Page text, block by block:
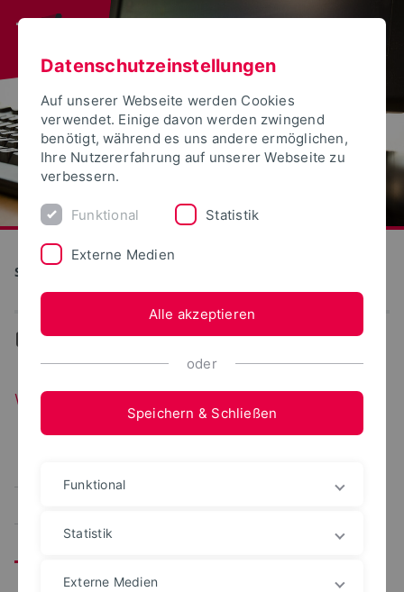
S(kim) - Service Kommunikation Information Medien
... WebPortale
WebPortale
Verwaltungsplattformen
Bewerbungsportal
Datenschutzeinstellungen
Auf unserer Webseite werden Cookies
verwendet. Einige davon werden zwingend
benötigt, während es uns andere ermöglichen,
Ihre Nutzererfahrung auf unserer Webseite zu
verbessern.
Funktional Statistik
Externe Medien
Alle akzeptieren
oder
Speichern & Schließen
Funktional
Statistik
Externe Medien